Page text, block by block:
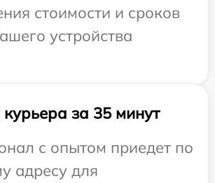
стоимости и сроков
устройства
за 35 минут
с опытом приедет по
адресу для